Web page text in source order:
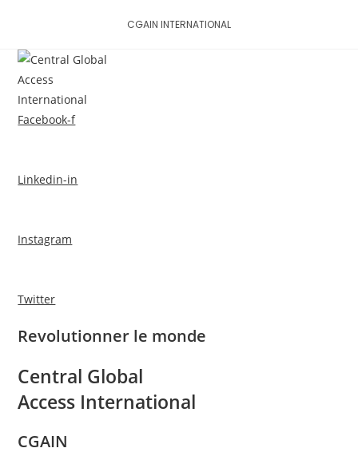
content
CGAIN INTERNATIONAL
Facebook-f
Linkedin-in
Instagram
Twitter
Revolutionner le monde
Central Global
Access International
CGAIN